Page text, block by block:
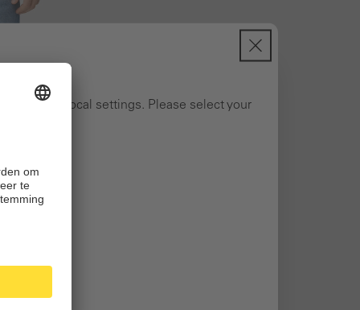
to your local settings. Please select your